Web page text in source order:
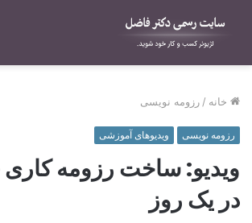
خانه / رزومه نویسی
رزومه نویسی ویدیوهای آموزشی
ویدیو: ساخت رزومه
در یک روز